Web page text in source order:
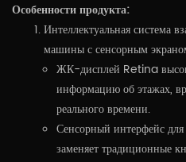
Особенности продукта:
Интеллектуальная система
машины с сенсорным
ЖК-дисплей Retina
информацию об этажах,
реального времени.
Сенсорный интерфейс
заменяет традиционные